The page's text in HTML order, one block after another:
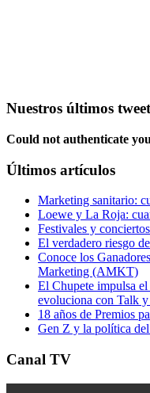
Nuestros últimos
Could not authenticate
Últimos artículos
Marketing sanitario:
Loewe y La Roja:
Festivales y
El verdadero riesgo
Conoce los
Marketing (AMKT)
El Chupete impulsa el
evoluciona con Talk
18 años de Premios
Gen Z y la política
Canal TV